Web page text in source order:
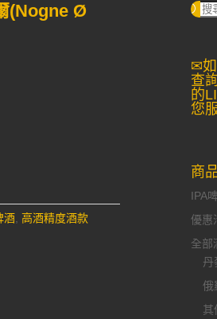
(Nogne Ø
酒, 高酒精度酒款
✉
查
的
您
商
IPA
優惠
全部
丹
俄
其